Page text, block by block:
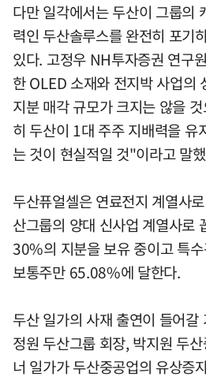
다만 일각에서는 두산이 그룹의
력인 두산솔루스를 완전히 포기
있다. 고정우 NH투자증권 연구
한 OLED 소재와 전지박 사업의
지분 매각 규모가 크지는 않을
히 두산이 1대 주주 지배력을 유
는 것이 현실적일 것"이라고 말
두산퓨얼셀은 연료전지 계열사
산그룹의 양대 신사업 계열사로
30%의 지분을 보유 중이고 특
보통주만 65.08%에 달한다.
두산 일가의 사재 출연이 들어
정원 두산그룹 회장, 박지원 두
너 일가가 두산중공업의 유상증